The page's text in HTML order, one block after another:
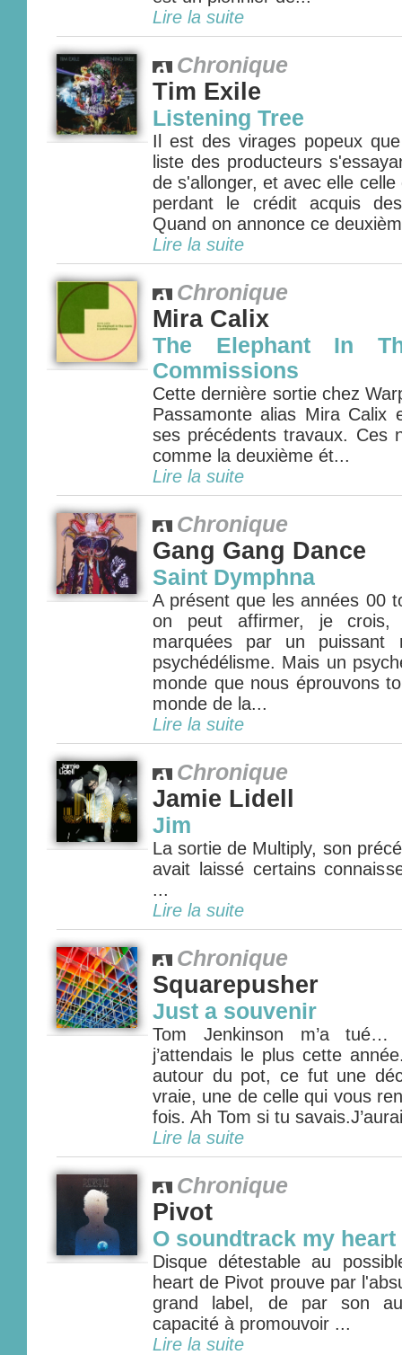
Lire la suite
Chronique
Tim Exile
Listening Tree
Il est des virages popeux
liste des producteurs
de s'allonger, et avec elle
perdant le crédit acquis
Quand on annonce ce
Lire la suite
Chronique
Mira Calix
The Elephant In
Commissions
Cette dernière sortie chez
Passamonte alias Mira Calix
ses précédents travaux. Ces
comme la deuxième ét...
Lire la suite
Chronique
Gang Gang Dance
Saint Dymphna
A présent que les années 00
on peut affirmer, je crois,
marquées par un
psychédélisme. Mais un
monde que nous éprouvons
monde de la...
Lire la suite
Chronique
Jamie Lidell
Jim
La sortie de Multiply, son
avait laissé certains
...
Lire la suite
Chronique
Squarepusher
Just a souvenir
Tom Jenkinson m’a tué…
j’attendais le plus cette
autour du pot, ce fut une
vraie, une de celle qui vous
fois. Ah Tom si tu
Lire la suite
Chronique
Pivot
O soundtrack my heart
Disque détestable au
heart de Pivot prouve par
grand label, de par son
capacité à promouvoir ...
Lire la suite